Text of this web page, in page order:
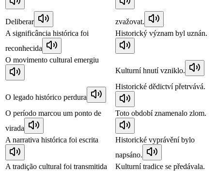
Deliberar
zvažovat.
A significância histórica foi
reconhecida
Historický význam byl uznán.
O movimento cultural emergiu
Kulturní hnutí vzniklo.
O legado histórico perdura
Historické dědictví přetrvává.
O período marcou um ponto de
virada
Toto období znamenalo zlom.
A narrativa histórica foi escrita
Historické vyprávění bylo
napsáno.
A tradição cultural foi transmitida
Kulturní tradice se předávala.